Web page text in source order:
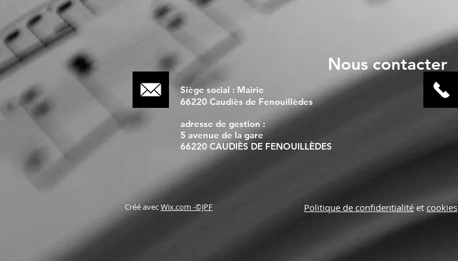
Nous contacter
Siège social : Mairie
66220 Caudiès de Fenouillèdes
adresse de gestion :
5 avenue de la gare
66220 CAUDIÈS DE FENOUILLÈDES
Créé avecWix.com -©JPF Politique de confidentialité et cookies